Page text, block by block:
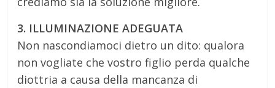
3. ILLUMINAZIONE ADEGUATA
Non nascondiamoci dietro un dito: qualora
non vogliate che vostro figlio perda qualche
diottria a causa della mancanza di